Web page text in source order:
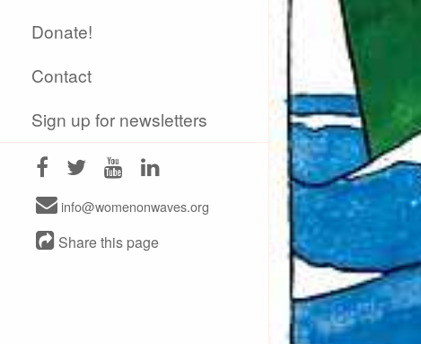
Donate!
Contact
Sign up for newsletters
info@womenonwaves.org
Share this page